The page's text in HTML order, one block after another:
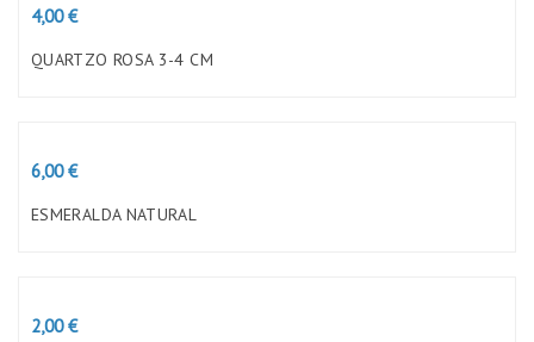
Preço
4,00 €
QUARTZO ROSA 3-4 CM
Preço
6,00 €
ESMERALDA NATURAL
Preço
2,00 €